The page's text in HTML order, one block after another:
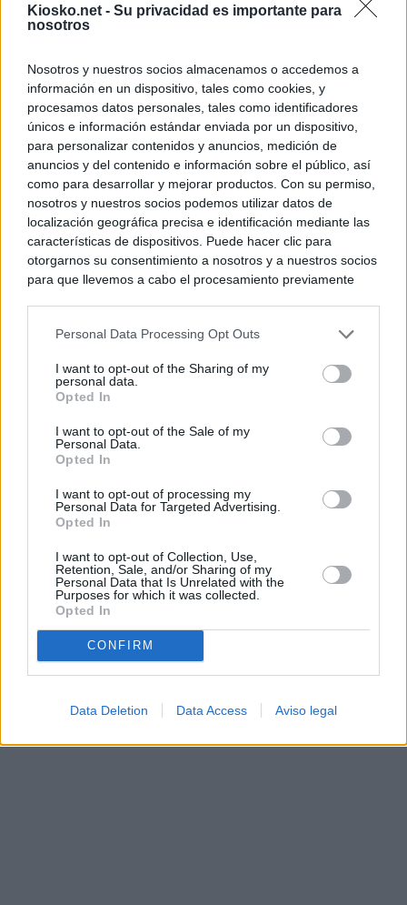
Kiosko.net - Su privacidad es importante para
nosotros
Nosotros y nuestros socios almacenamos o accedemos a
información en un dispositivo, tales como cookies, y
procesamos datos personales, tales como identificadores
únicos e información estándar enviada por un dispositivo,
para personalizar contenidos y anuncios, medición de
anuncios y del contenido e información sobre el público, así
como para desarrollar y mejorar productos. Con su permiso,
nosotros y nuestros socios podemos utilizar datos de
localización geográfica precisa e identificación mediante las
características de dispositivos. Puede hacer clic para
otorgarnos su consentimiento a nosotros y a nuestros socios
para que llevemos a cabo el procesamiento previamente
negar su consentimiento. Tenga en cuenta que algún
de su consentimiento, pero usted tiene el derecho de
rechazar tal procesamiento. Sus preferencias se aplicarán
cualquier momento entrando de nuevo en este sitio web o
visitando nuestra política de privacidad.
Personal Data Processing Opt Outs
I want to opt-out of the Sharing of my
personal data.
Opted In
I want to opt-out of the Sale of my
Personal Data.
Opted In
I want to opt-out of processing my
Personal Data for Targeted Advertising.
Opted In
I want to opt-out of Collection, Use,
Retention, Sale, and/or Sharing of my
Personal Data that Is Unrelated with the
Purposes for which it was collected.
Opted In
CONFIRM
Data Deletion Data Access Aviso legal